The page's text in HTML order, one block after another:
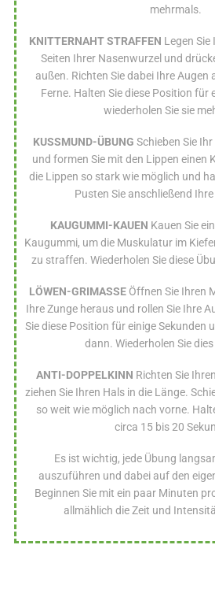
mehrmals.
KNITTERNAHT STRAFFEN Legen Sie
Seiten Ihrer Nasenwurzel und
außen. Richten Sie dabei Ihre Augen
Ferne. Halten Sie diese Position für
wiederholen Sie sie
KUSSMUND-ÜBUNG Schieben Sie
und formen Sie mit den Lippen einen
die Lippen so stark wie möglich und
Pusten Sie anschließend
KAUGUMMI-KAUEN Kauen Sie
Kaugummi, um die Muskulatur im
zu straffen. Wiederholen Sie diese
LÖWEN-GRIMASSE Öffnen Sie Ihren
Ihre Zunge heraus und rollen Sie Ihre
Sie diese Position für einige Sekunden
dann. Wiederholen Sie
ANTI-DOPPELKINN Richten Sie
ziehen Sie Ihren Hals in die Länge.
so weit wie möglich nach vorne.
circa 15 bis 20
Es ist wichtig, jede Übung
auszuführen und dabei auf den
Beginnen Sie mit ein paar Minuten
allmählich die Zeit und